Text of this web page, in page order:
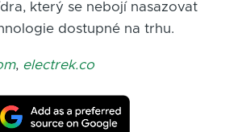
který se nebojí nasazovat
dostupné na trhu.
, electrek.co